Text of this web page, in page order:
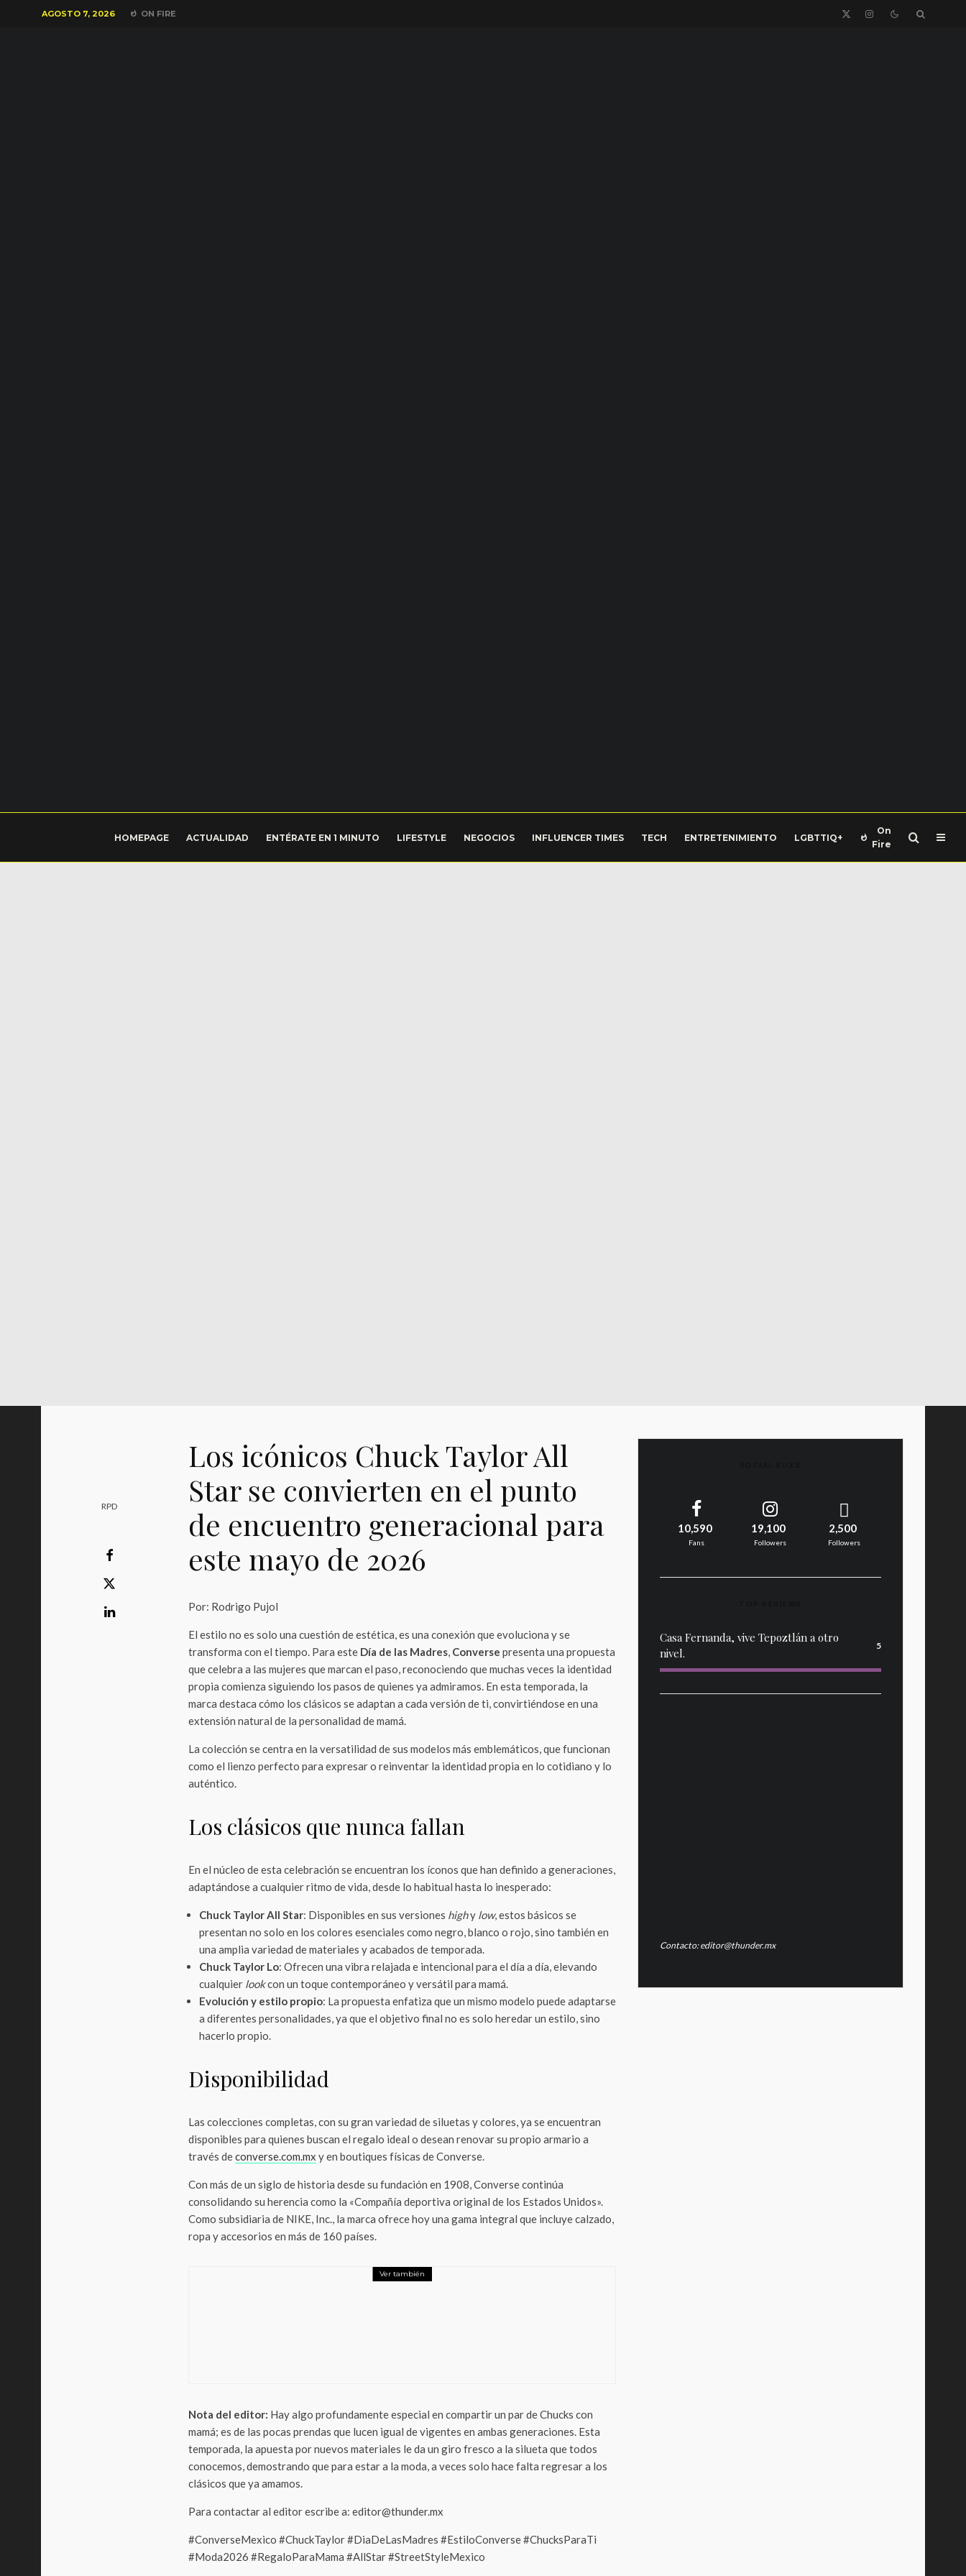
AGOSTO 7, 2026 ON FIRE
HOMEPAGE ACTUALIDAD ENTÉRATE EN 1 MINUTO LIFESTYLE NEGOCIOS INFLUENCER TIMES TECH ENTRETENIMIENTO LGBTTIQ+
On
Fire
RPD
Los icónicos Chuck Taylor All
Star se convierten en el punto
de encuentro generacional para
este mayo de 2026
Por: Rodrigo Pujol
El estilo no es solo una cuestión de estética, es una conexión que evoluciona y se
transforma con el tiempo. Para este Día de las Madres, Converse presenta una propuesta
que celebra a las mujeres que marcan el paso, reconociendo que muchas veces la identidad
propia comienza siguiendo los pasos de quienes ya admiramos. En esta temporada, la
marca destaca cómo los clásicos se adaptan a cada versión de ti, convirtiéndose en una
extensión natural de la personalidad de mamá.
La colección se centra en la versatilidad de sus modelos más emblemáticos, que funcionan
como el lienzo perfecto para expresar o reinventar la identidad propia en lo cotidiano y lo
auténtico.
Los clásicos que nunca fallan
En el núcleo de esta celebración se encuentran los íconos que han definido a generaciones,
adaptándose a cualquier ritmo de vida, desde lo habitual hasta lo inesperado:
Chuck Taylor All Star: Disponibles en sus versiones highy low, estos básicos se
presentan no solo en los colores esenciales como negro, blanco o rojo, sino también en
una amplia variedad de materiales y acabados de temporada.
Chuck Taylor Lo: Ofrecen una vibra relajada e intencional para el día a día, elevando
cualquier lookcon un toque contemporáneo y versátil para mamá.
Evolución y estilo propio: La propuesta enfatiza que un mismo modelo puede adaptarse
a diferentes personalidades, ya que el objetivo final no es solo heredar un estilo, sino
hacerlo propio.
Disponibilidad
Las colecciones completas, con su gran variedad de siluetas y colores, ya se encuentran
disponibles para quienes buscan el regalo ideal o desean renovar su propio armario a
través deconverse.com.mx y en boutiques físicas de Converse.
Con más de un siglo de historia desde su fundación en 1908, Converse continúa
consolidando su herencia como la «Compañía deportiva original de los Estados Unidos».
Como subsidiaria de NIKE, Inc., la marca ofrece hoy una gama integral que incluye calzado,
ropa y accesorios en más de 160 países.
Ver también
Nota del editor: Hay algo profundamente especial en compartir un par de Chucks con
mamá; es de las pocas prendas que lucen igual de vigentes en ambas generaciones. Esta
temporada, la apuesta por nuevos materiales le da un giro fresco a la silueta que todos
conocemos, demostrando que para estar a la moda, a veces solo hace falta regresar a los
clásicos que ya amamos.
Para contactar al editor escribe a: editor@thunder.mx
#ConverseMexico #ChuckTaylor #DiaDeLasMadres #EstiloConverse #ChucksParaTi
#Moda2026 #RegaloParaMama #AllStar #StreetStyleMexico
10,590
Fans
19,100
Followers
2,500
Followers
Casa Fernanda, vive Tepoztlán a otro
nivel.
5
Contacto: editor@thunder.mx